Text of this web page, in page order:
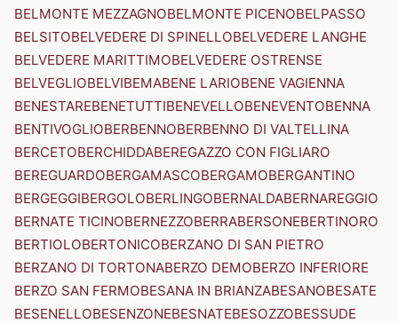
BELMONTE MEZZAGNOBELMONTE PICENOBELPASSO
BELSITOBELVEDERE DI SPINELLOBELVEDERE LANGHE
BELVEDERE MARITTIMOBELVEDERE OSTRENSE
BELVEGLIOBELVIBEMABENE LARIOBENE VAGIENNA
BENESTAREBENETUTTIBENEVELLOBENEVENTOBENNA
BENTIVOGLIOBERBENNOBERBENNO DI VALTELLINA
BERCETOBERCHIDDABEREGAZZO CON FIGLIARO
BEREGUARDOBERGAMASCOBERGAMOBERGANTINO
BERGEGGIBERGOLOBERLINGOBERNALDABERNAREGGIO
BERNATE TICINOBERNEZZOBERRABERSONEBERTINORO
BERTIOLOBERTONICOBERZANO DI SAN PIETRO
BERZANO DI TORTONABERZO DEMOBERZO INFERIORE
BERZO SAN FERMOBESANA IN BRIANZABESANOBESATE
BESENELLOBESENZONEBESNATEBESOZZOBESSUDE